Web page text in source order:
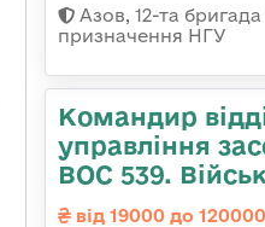
Азов, 12-та
призначення НГУ
Командир
управління
ВОС 539.
від 19000 до